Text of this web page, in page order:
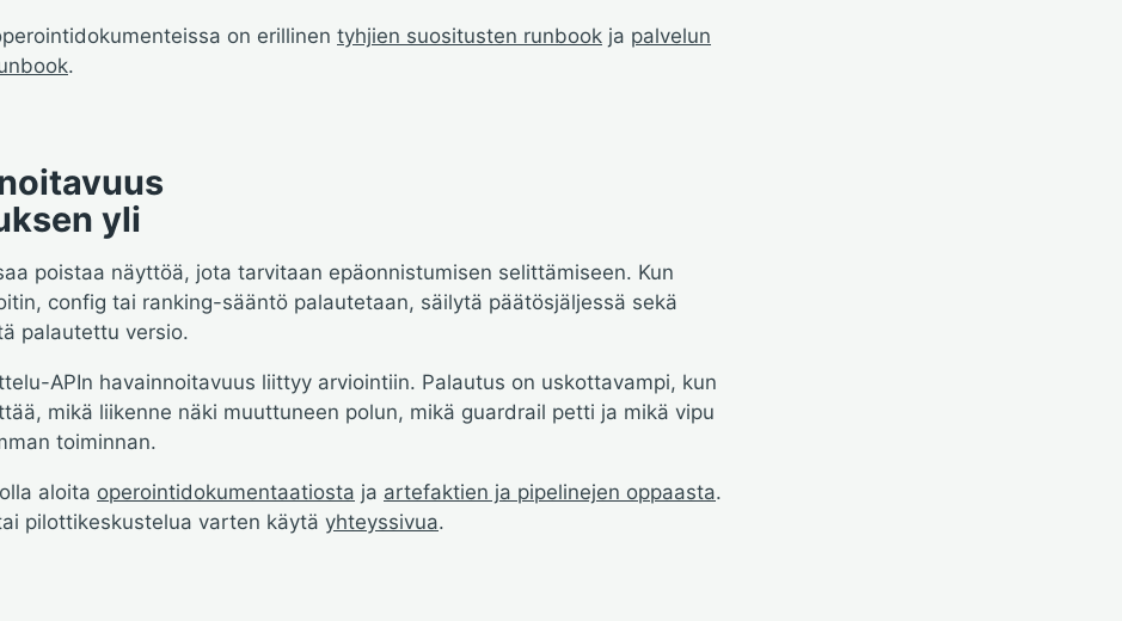
on erillinen tyhjien suositusten runbook ja palvelun
.
yli
poistaa näyttöä, jota tarvitaan epäonnistumisen selittämiseen. Kun
config tai ranking-sääntö palautetaan, säilytä päätösjäljessä sekä
palautettu versio.
APIn havainnoitavuus liittyy arviointiin. Palautus on uskottavampi, kun
mikä liikenne näki muuttuneen polun, mikä guardrail petti ja mikä vipu
toiminnan.
aloita operointidokumentaatiosta ja artefaktien ja pipelinejen oppaasta.
pilottikeskustelua varten käytä yhteyssivua.